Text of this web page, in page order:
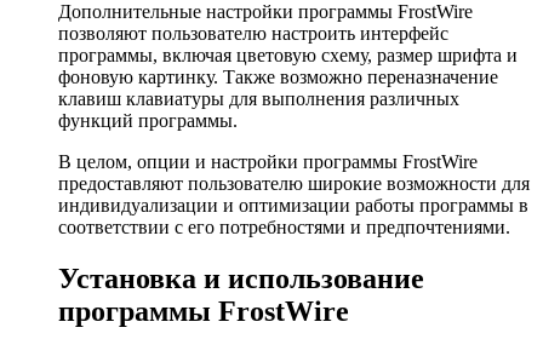
Дополнительные настройки программы FrostWire
позволяют пользователю настроить интерфейс
программы, включая цветовую схему, размер шрифта и
фоновую картинку. Также возможно переназначение
клавиш клавиатуры для выполнения различных
функций программы.
В целом, опции и настройки программы FrostWire
предоставляют пользователю широкие возможности для
индивидуализации и оптимизации работы программы в
соответствии с его потребностями и предпочтениями.
Установка и использование
программы FrostWire